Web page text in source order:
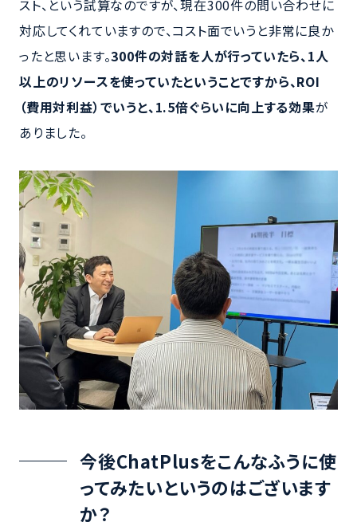
スト、という試算なのですが、現在300件の問い合わせに
対応してくれていますので、コスト面でいうと非常に良か
ったと思います。300件の対話を人が行っていたら、1人
以上のリソースを使っていたということですから、ROI
（費用対利益）でいうと、1.5倍ぐらいに向上する効果が
ありました。
今後ChatPlusをこんなふうに使
ってみたいというのはございます
か？